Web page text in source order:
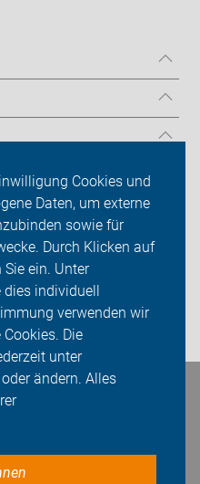
Cookies und
Daten, um externe
sowie für
Durch Klicken auf
Sie ein. Unter
dies individuell
verwenden wir
Die
unter
oder ändern. Alles